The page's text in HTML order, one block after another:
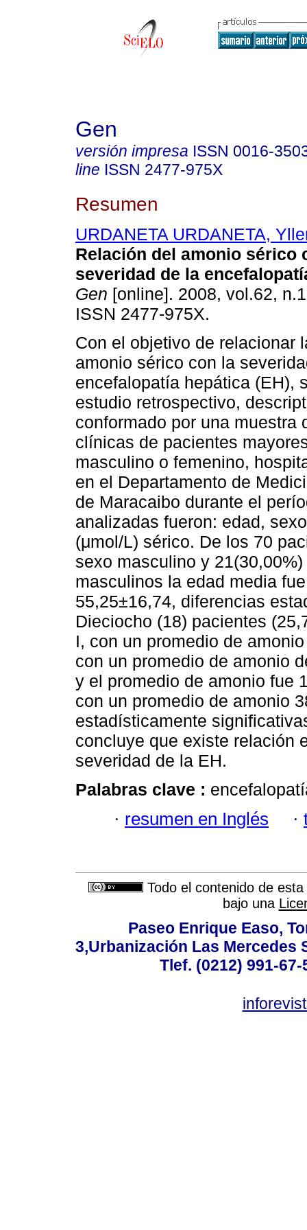
Gen
versión impresa ISSN 0016-
line ISSN 2477-975X
Resumen
URDANETA URDANETA,
Relación del amonio sérico
severidad de la
Gen [online]. 2008, vol.62,
ISSN 2477-975X.
Con el objetivo de relacionar
amonio sérico con la
encefalopatía hepática (EH),
estudio retrospectivo,
conformado por una muestra
clínicas de pacientes
masculino o femenino,
en el Departamento de
de Maracaibo durante el
analizadas fueron: edad,
(μmol/L) sérico. De los 70
sexo masculino y
masculinos la edad media
55,25±16,74, diferencias
Dieciocho (18) pacientes
I, con un promedio de
con un promedio de amonio
y el promedio de amonio fue
con un promedio de amonio
estadísticamente
concluye que existe relación
severidad de la EH.
Palabras clave :
· resumen en Inglés ·
Todo el contenido de
bajo una
Paseo Enrique Easo,
3,Urbanización Las Mercedes
Tlef. (0212) 991-